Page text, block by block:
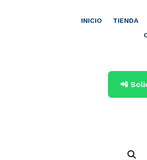
INICIO TIENDA
📲